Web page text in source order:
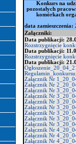
Konkurs na
pozostałych
komórkach
data zamieszczenia:
Załączniki:
Data publikacji:
Rozstrzygnięcie
Data publikacji:
Rozstrzygnięcie
Data publikacji:
Załącznik Nr
Załącznik Nr
Załącznik Nr
Załącznik Nr
Załącznik Nr
Załącznik Nr
Załącznik Nr
Załącznik Nr
Załącznik Nr
Załącznik Nr
Załącznik Nr
Załącznik Nr